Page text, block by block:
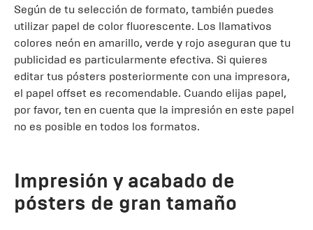
Según de tu selección de formato, también puedes
utilizar papel de color fluorescente. Los llamativos
colores neón en amarillo, verde y rojo aseguran que tu
publicidad es particularmente efectiva. Si quieres
editar tus pósters posteriormente con una impresora,
el papel offset es recomendable. Cuando elijas papel,
por favor, ten en cuenta que la impresión en este papel
no es posible en todos los formatos.
Impresión y acabado de
pósters de gran tamaño